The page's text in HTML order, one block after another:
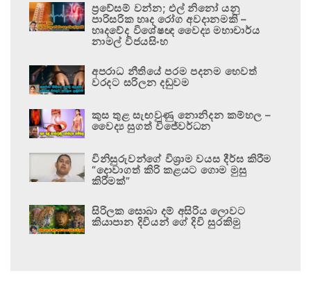
ප්‍රවේසම් වන්න; එල් නිනෝ යනු
පාරිසරික හෘද රෝග අවදානමකි –
හෘදවේද විශේෂඥ වෛද්‍ය මහාචාර්ය
නාමල් විජයසිංහ
අපරාධ නීතියේ පරම පදනම හෙවත්
වරදට සරිලන දඬුවම
කුස තුළ සැඟවුණු නොනිදන කම්හල –
වෛද්‍ය සුගත් විජේවර්ධන
විනිසුරුවන්ගේ විශ්‍රාම වයස දීර්ඝ කිරීම
“දොවාගත් කිරි කළයට ගොම මුසු
කිරීමක්”
සිරිලක සොබා දම් අසිරිය ලොවට
කියාපාන දිවියන් ගේ දිවි සුරකිමු